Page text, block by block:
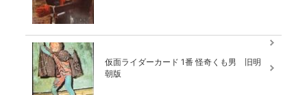
仮面ライダーカード 1番 怪奇くも男 旧明
朝版